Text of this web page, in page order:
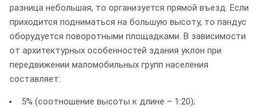
разница небольшая, то организуется прямой въезд. Если
приходится подниматься на большую высоту, то пандус
оборудуется поворотными площадками. В зависимости
от архитектурных особенностей здания уклон при
передвижении маломобильных групп населения
составляет:
5% (соотношение высоты к длине – 1:20);